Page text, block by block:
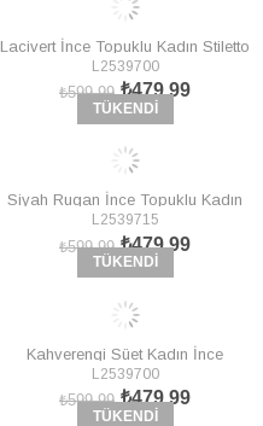
TÜKENDI
Lacivert İnce Topuklu Kadın Stiletto
L253970009
L2539700
₺479,99
₺599,99
TÜKENDI
Siyah Rugan İnce Topuklu Kadın
Stiletto L253971508
L2539715
₺479,99
₺599,99
TÜKENDI
Kahverengi Süet Kadın İnce
Topuklu Stiletto L253970002
L2539700
₺479,99
₺599,99